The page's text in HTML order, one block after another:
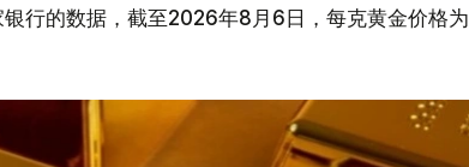
银行的数据，截至2026年8月6日，每克黄金价格为